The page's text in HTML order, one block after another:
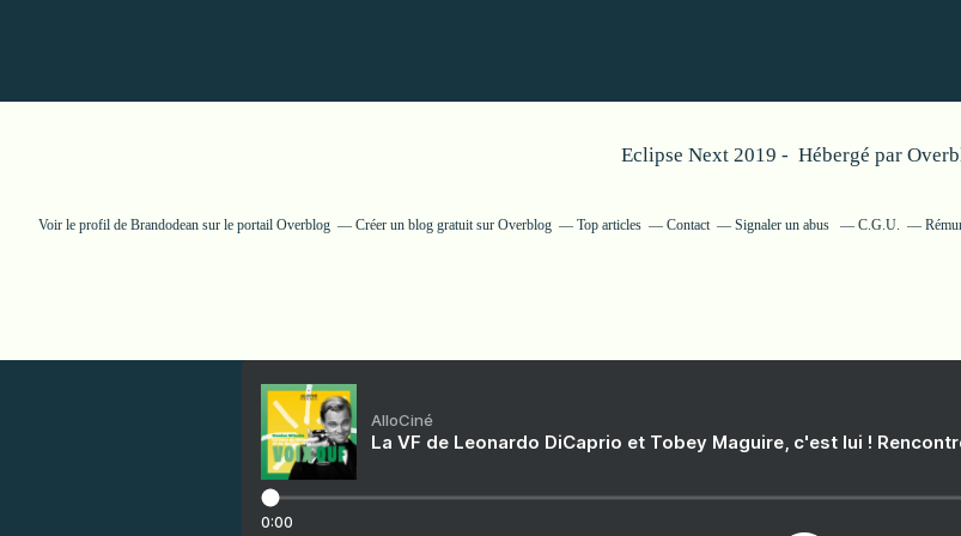
Eclipse Next 2019 - Hébergé par
Voir le profil de Brandodean sur le portail Overblog Créer un blog gratuit sur Overblog Top articles Contact Signaler un abus C.G.U.
AlloCiné
La VF de Leonardo DiCaprio et Tobey Maguire, c'est lui !
0:00